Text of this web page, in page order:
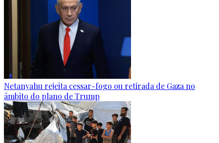
Netanyahu rejeita cessar-fogo ou retirada de Gaza no
âmbito do plano de Trump